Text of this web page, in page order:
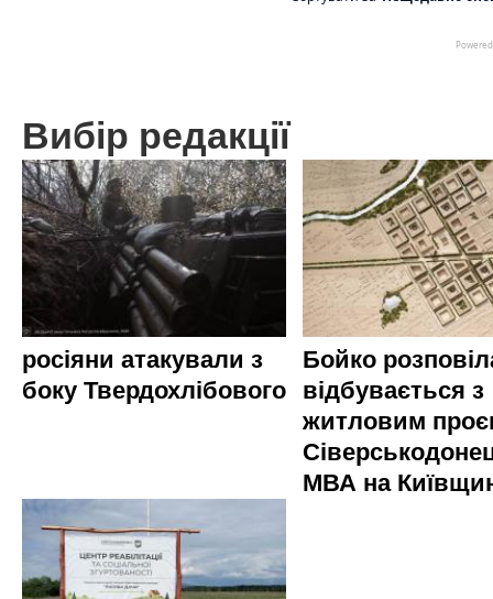
Вибір редакції
росіяни атакували з
боку Твердохлібового
Бойко
відбувається з
житловим
МВА на